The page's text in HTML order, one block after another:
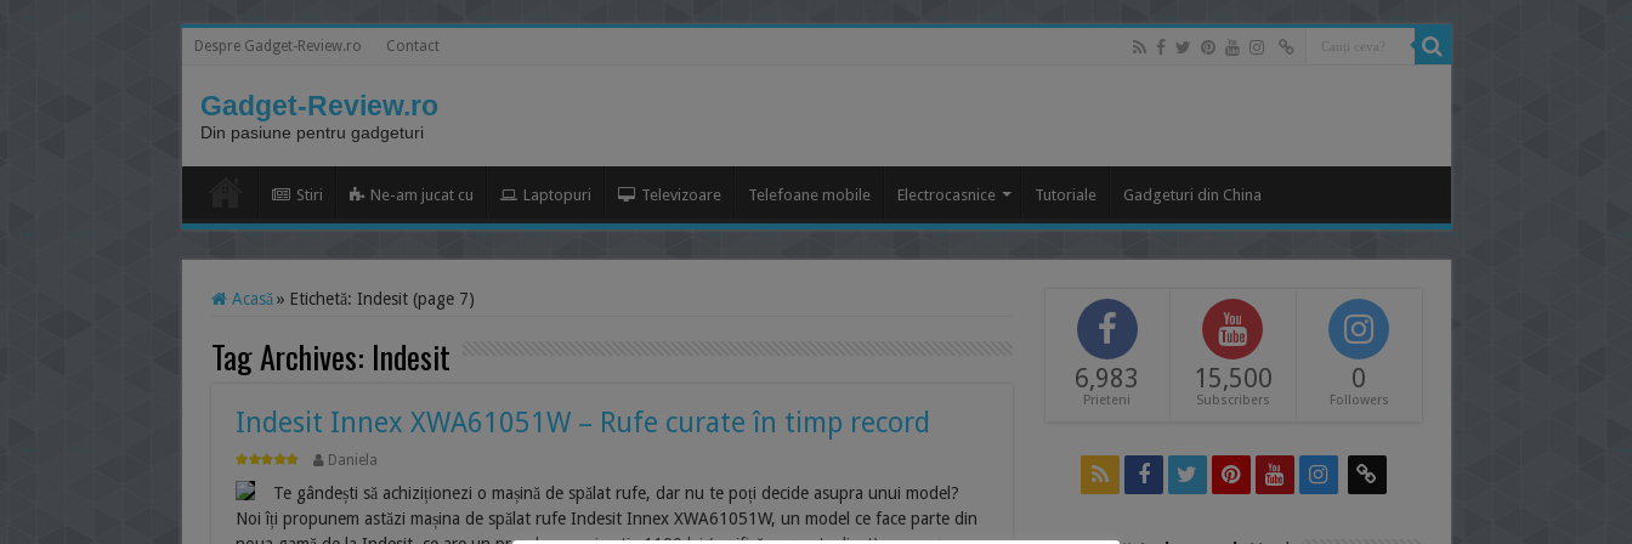
Despre Gadget-Review.ro Contact
Gadget-Review.ro
Din pasiune pentru gadgeturi
Stiri Ne-am jucat cu Laptopuri Televizoare Telefoane mobile Electrocasnice Tutoriale Gadgeturi din China
Acasă » Etichetă: Indesit(page 7)
Tag Archives: Indesit
Indesit Innex XWA61051W – Rufe curate în timp record
Daniela
Te gândești să achiziționezi o mașină de spălat rufe, dar nu te poți decide asupra unui model?
Noi îți propunem astăzi mașina de spălat rufe Indesit Innex XWA61051W, un model ce face parte din
6,983
Prieteni
15,500
Subscribers
0
Followers